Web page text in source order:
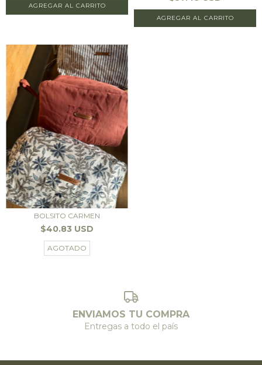
BOLSITO CARMEN
$40.83 USD
AGOTADO
ENVIAMOS TU COMPRA
Entregas a todo el país